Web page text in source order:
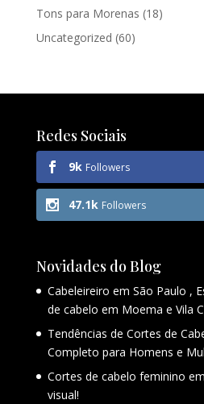
Tons para Morenas (18)
Uncategorized (60)
Redes Sociais
9k Followers
47.1k Followers
Novidades do Blog
Cabeleireiro em São Paulo ,
de cabelo em Moema e Vila
Tendências de Cortes de
Completo para Homens e
Cortes de cabelo feminino
visual!